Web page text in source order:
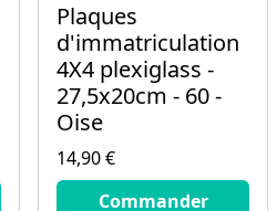
Plaques
d'immatriculation
4X4 plexiglass -
27,5x20cm - 60 -
Oise
14,90 €
14.9
€Commander